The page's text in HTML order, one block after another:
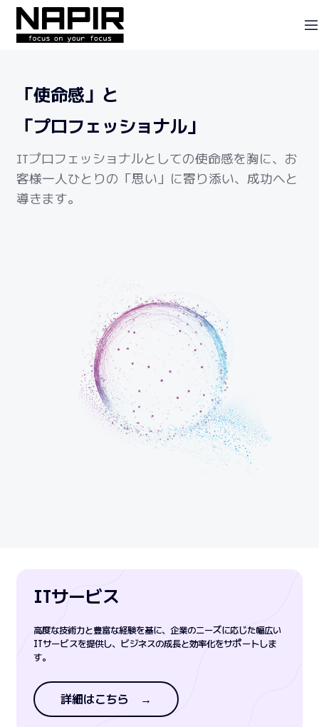
「使命感」と
「プロフェッショナル」
ITプロフェッショナルとしての使命感を胸に、 お
客様一人ひとりの「思い」に寄り添い、成功へと
導きます。
ITサービス
高度な技術力と豊富な経験を基に、企業のニーズに応じた幅広い
ITサービスを提供し、ビジネスの成長と効率化をサポートしま
す。
詳細はこちら →